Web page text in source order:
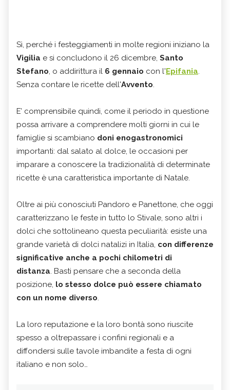
Sì, perché i festeggiamenti in molte regioni iniziano la
Vigilia e si concludono il 26 dicembre, Santo
Stefano, o addirittura il 6 gennaio con l'Epifania.
Senza contare le ricette dell'Avvento.
E’ comprensibile quindi, come il periodo in questione
possa arrivare a comprendere molti giorni in cui le
famiglie si scambiano doni enogastronomici
importanti: dal salato al dolce, le occasioni per
imparare a conoscere la tradizionalità di determinate
ricette è una caratteristica importante di Natale.
Oltre ai più conosciuti Pandoro e Panettone, che oggi
caratterizzano le feste in tutto lo Stivale, sono altri i
dolci che sottolineano questa peculiarità: esiste una
grande varietà di dolci natalizi in Italia, con differenze
significative anche a pochi chilometri di
distanza. Basti pensare che a seconda della
posizione, lo stesso dolce può essere chiamato
con un nome diverso.
La loro reputazione e la loro bontà sono riuscite
spesso a oltrepassare i confini regionali e a
diffondersi sulle tavole imbandite a festa di ogni
italiano e non solo…